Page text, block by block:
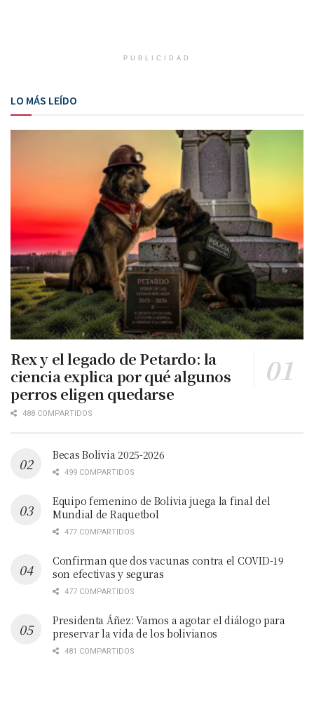
PUBLICIDAD
LO MÁS LEÍDO
Rex y el legado de Petardo: la
ciencia explica por qué algunos
perros eligen quedarse
488 COMPARTIDOS
Becas Bolivia 2025-2026
499 COMPARTIDOS
Equipo femenino de Bolivia juega la final del
Mundial de Raquetbol
477 COMPARTIDOS
Confirman que dos vacunas contra el COVID-19
son efectivas y seguras
477 COMPARTIDOS
Presidenta Áñez: Vamos a agotar el diálogo para
preservar la vida de los bolivianos
481 COMPARTIDOS